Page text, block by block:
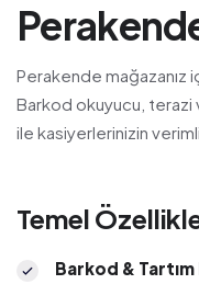
Perakende mağazanız
Barkod okuyucu,
ile kasiyerlerinizin
Temel
Barkod &